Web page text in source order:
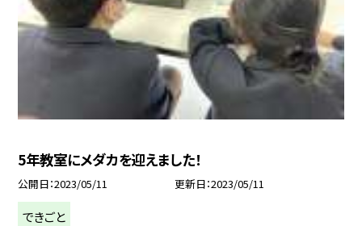
5年教室にメダカを迎えました！
公開日 2023/05/11 更新日 2023/05/11
できごと